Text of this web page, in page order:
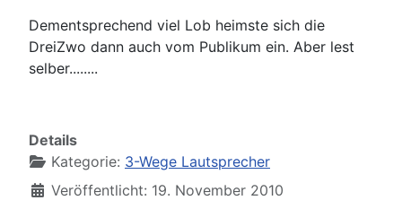
Dementsprechend viel Lob heimste sich die
DreiZwo dann auch vom Publikum ein. Aber lest
selber........
Details
Kategorie: 3-Wege Lautsprecher
Veröffentlicht: 19. November 2010